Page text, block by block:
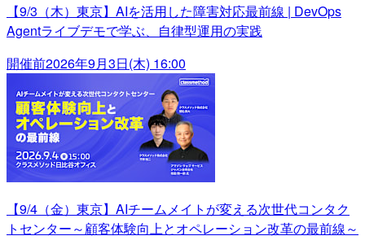
【9/3（木）東京】AIを活用した障害対応最前線 | DevOps
Agentライブデモで学ぶ、自律型運用の実践
開催前2026年9月3日(木) 16:00
【9/4（金）東京】AIチームメイトが変える次世代コンタク
トセンター～顧客体験向上とオペレーション改革の最前線～